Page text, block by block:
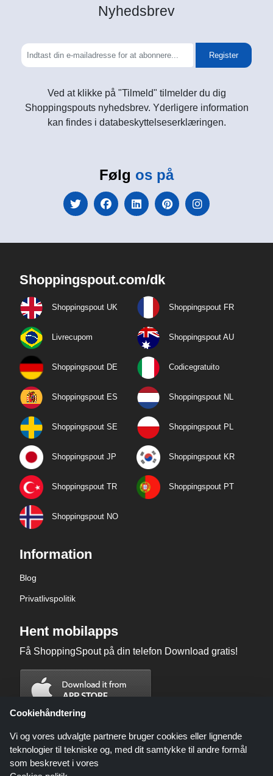
Nyhedsbrev
Register
Ved at klikke på "Tilmeld" tilmelder du dig
Shoppingspouts nyhedsbrev. Yderligere information
kan findes i databeskyttelseserklæringen.
Følg os på
Shoppingspout.com/dk
Shoppingspout UK Shoppingspout FR
Livrecupom Shoppingspout AU
Shoppingspout DE Codicegratuito
Shoppingspout ES Shoppingspout NL
Shoppingspout SE Shoppingspout PL
Shoppingspout JP Shoppingspout KR
Shoppingspout TR Shoppingspout PT
Shoppingspout NO
Information
Blog
Privatlivspolitik
Hent mobilapps
Få ShoppingSpout på din telefon Download gratis!
Cookiehåndtering
Vi og vores udvalgte partnere bruger cookies eller lignende
teknologier til tekniske og, med dit samtykke til andre formål
som beskrevet i vores